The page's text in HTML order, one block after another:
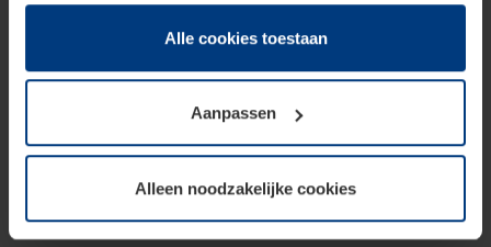
hun diensten hebben verzameld.
Juridisch hebben wij het recht om cookies op uw
van deze pagina's absoluut vereist is. Voor alle andere
soorten cookies is uw toestemming benodigd. Uw
toestemming kunt u op elk moment bij de uitleg van de
wijzigen of herroepen.
Alle cookies toestaan
Aanpassen
Alleen noodzakelijke cookies